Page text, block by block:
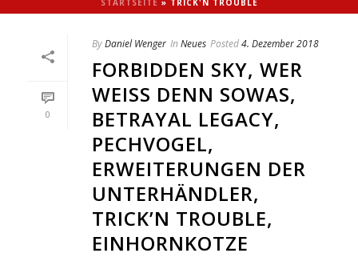
STARTSEITE » TRICK'N TROUBLE
0
ByDaniel Wenger In Neues Posted4. Dezember 2018
FORBIDDEN SKY, WER
WEISS DENN SOWAS, B
ETRAYAL LEGACY, P
ECHVOGEL, E
RWEITERUNGEN DER U
NTERHÄNDLER, T
RICK’N TROUBLE, E
INHORNKOTZE